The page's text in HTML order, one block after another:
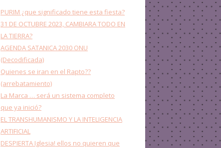
PURIM ¿que significado tiene esta fiesta?
31 DE OCTUBRE 2023, CAMBIARA TODO EN
LA TIERRA?
AGENDA SATANICA 2030 ONU
(Decodificada)
Quienes se iran en el Rapto??
(arrebatamiento)
La Marca … será un sistema completo
que ya inició?
EL TRANSHUMANISMO Y LA INTELIGENCIA
ARTIFICIAL
DESPIERTA Iglesia! ellos no quieren que